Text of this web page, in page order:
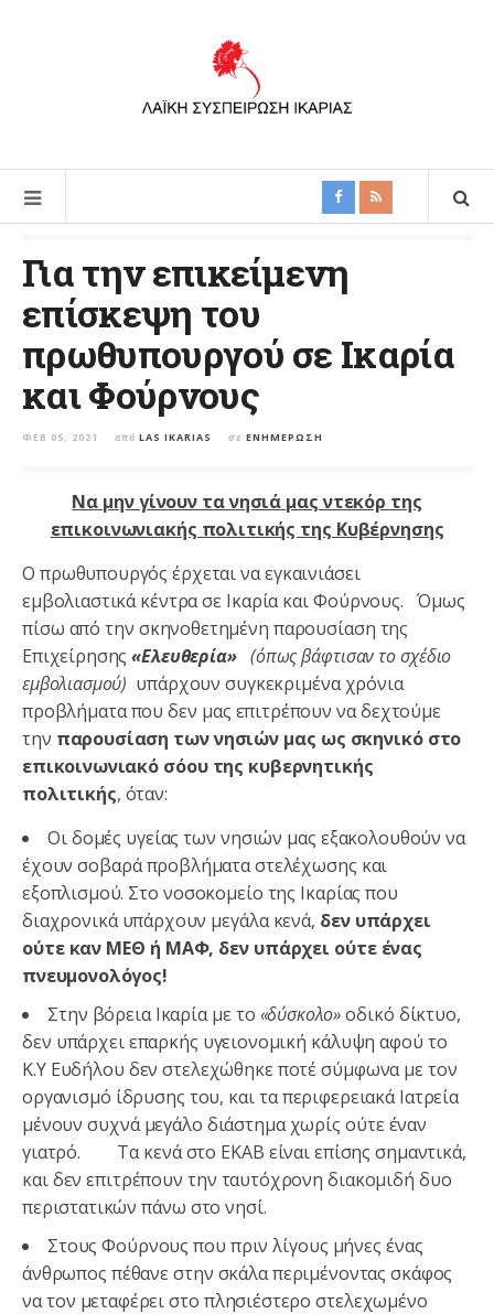
Για την επικείμενη
επίσκεψη του
πρωθυπουργού σε Ικαρία
και Φούρνους
ΦΕΒ 05, 2021 από LAS IKARIAS σε ΕΝΗΜΈΡΩΣΗ
Να μην γίνουν τα νησιά μας ντεκόρ της
επικοινωνιακής πολιτικής της Κυβέρνησης
Ο πρωθυπουργός έρχεται να εγκαινιάσει
εμβολιαστικά κέντρα σε Ικαρία και Φούρνους. Όμως
πίσω από την σκηνοθετημένη παρουσίαση της
Επιχείρησης«Ελευθερία»(όπως βάφτισαν το σχέδιο
εμβολιασμού) υπάρχουν συγκεκριμένα χρόνια
προβλήματα που δεν μας επιτρέπουν να δεχτούμε
την παρουσίαση των νησιών μας ως σκηνικό στο
επικοινωνιακό σόου της κυβερνητικής
πολιτικής, όταν:
Οι δομές υγείας των νησιών μας εξακολουθούν να
έχουν σοβαρά προβλήματα στελέχωσης και
εξοπλισμού. Στο νοσοκομείο της Ικαρίας που
διαχρονικά υπάρχουν μεγάλα κενά, δεν υπάρχει
ούτε καν ΜΕΘ ή ΜΑΦ, δεν υπάρχει ούτε ένας
πνευμονολόγος!
Στην βόρεια Ικαρία με το «δύσκολο»οδικό δίκτυο,
δεν υπάρχει επαρκής υγειονομική κάλυψη αφού το
Κ.Υ Ευδήλου δεν στελεχώθηκε ποτέ σύμφωνα με τον
οργανισμό ίδρυσης του, και τα περιφερειακά Ιατρεία
μένουν συχνά μεγάλο διάστημα χωρίς ούτε έναν
γιατρό. Τα κενά στο ΕΚΑΒ είναι επίσης σημαντικά,
και δεν επιτρέπουν την ταυτόχρονη διακομιδή δυο
περιστατικών πάνω στο νησί.
Στους Φούρνους που πριν λίγους μήνες ένας
άνθρωπος πέθανε στην σκάλα περιμένοντας σκάφος
να τον μεταφέρει στο πλησιέστερο στελεχωμένο